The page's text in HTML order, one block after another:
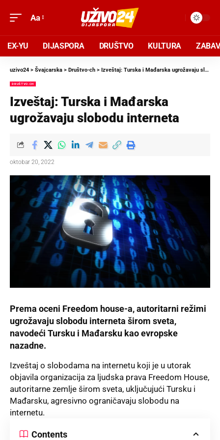
Aa
EX-YU DIJASPORA DRUŠTVO KULTURA
uzivo24 > Švajcarska > Društvo-ch > Izveštaj: Turska i Mađarska ugrožavaju slobodu interneta
DRUŠTVO-CH
Izveštaj: Turska i Mađarska
ugrožavaju slobodu interneta
oktobar 20, 2022
Prema oceni Freedom house-a, autoritarni režimi
ugrožavaju slobodu interneta širom sveta,
navodeći Tursku i Mađarsku kao evropske
nazadne.
Izveštaj o slobodama na internetu koji je u utorak
objavila organizacija za ljudska prava Freedom House,
autoritarne zemlje širom sveta, uključujući Tursku i
Mađarsku, agresivno ograničavaju slobodu na
internetu.
Contents